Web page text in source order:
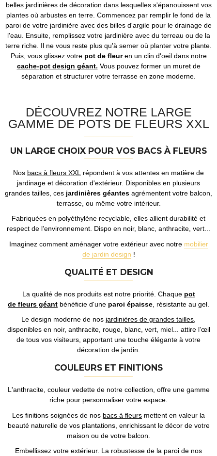
belles jardinières de décoration dans lesquelles s'épanouissent vos
plantes où arbustes en terre. Commencez par remplir le fond de la
paroi de votre jardinière avec des billes d'argile pour le drainage de
l'eau. Ensuite, remplissez votre jardinière avec du terreau ou de la
terre riche. Il ne vous reste plus qu'à semer où planter votre plante.
Puis, vous glissez votre pot de fleuren un clin d'oeil dans notre
cache-pot design géant. Vous pouvez former un muret de
séparation et structurer votre terrasse en zone moderne.
DÉCOUVREZ NOTRE LARGE
GAMME DE POTS DE FLEURS XXL
UN LARGE CHOIX POUR VOS BACS À FLEURS
Nos bacs à fleurs XXL
répondent à vos attentes en matière de
jardinage et décoration d'extérieur. Disponibles en plusieurs
grandes tailles, ces jardinières géantes agrémentent votre balcon,
terrasse, ou même votre intérieur.
Fabriquées en polyéthylène recyclable, elles allient durabilité et
respect de l'environnement. Dispo en noir, blanc, anthracite, vert...
Imaginez comment aménager votre extérieur avec notre mobilier
de jardin design !
QUALITÉ ET DESIGN
La qualité de nos produits est notre priorité. Chaque pot
de fleurs géant bénéficie d'une paroi épaisse , résistante au gel.
Le design moderne de nos jardinières de grandes tailles
disponibles en noir, anthracite, rouge, blanc, vert, miel... attire l'œil
de tous vos visiteurs, apportant une touche élégante à votre
décoration de jardin.
COULEURS ET FINITIONS
L'anthracite, couleur vedette de notre collection, offre une gamme
riche pour personnaliser votre espace.
Les finitions soignées de nos bacs à fleurs mettent en valeur la
beauté naturelle de vos plantations, enrichissant le décor de votre
maison ou de votre balcon.
Embellissez votre extérieur. La robustesse de la paroi de nos